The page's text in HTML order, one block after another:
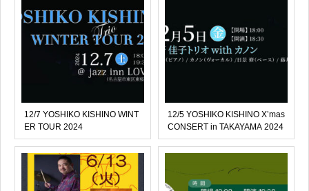
12/7 YOSHIKO KISHINO WINT
ER TOUR 2024
12/5 YOSHIKO KISHINO X’mas
CONSERT in TAKAYAMA 2024